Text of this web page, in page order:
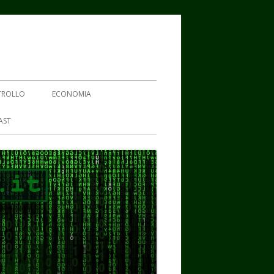
ECONOMIA